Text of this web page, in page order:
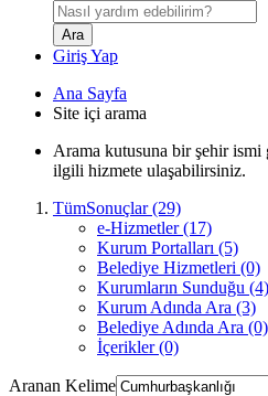
Giriş Yap
Ana Sayfa
Site içi arama
Arama kutusuna bir şehir
ilgili hizmete ulaşabilirsiniz.
TümSonuçlar (29)
e-Hizmetler (17)
Kurum Portalları (5)
Belediye Hizmetleri (0)
Kurumların Sunduğu (4)
Kurum Adında Ara (3)
Belediye Adında Ara (0)
İçerikler (0)
Aranan Kelime